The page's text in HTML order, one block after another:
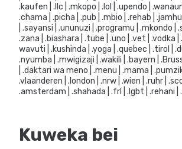
.kaufen | .llc | .mkopo | .lol | .upendo |
.chama | .picha | .pub | .mbio | .rehab |
| .sayansi | .ununuzi | .programu | .mkondo |
.zana | .biashara | .tube | .uno | .vet | .vodka
wavuti | .kushinda | .yoga | .quebec | .tirol |
.nyumba | .mwigizaji | .wakili | .bayern |
| .daktari wa meno | .menu | .mama |
.vlaanderen | .london | .nrw | .wien | .ruhr |
.amsterdam | .shahada | .frl | .lgbt | .rehani |
Kuweka bei